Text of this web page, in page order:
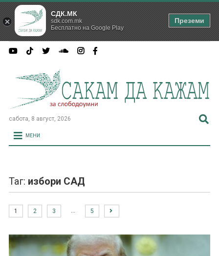
сабота, 8 август, 2026
МЕНИ
Таг: избори САД
1 2 3 5
СДК.МК
sdk.com.mk
Бесплатно на Google Play
Преземи